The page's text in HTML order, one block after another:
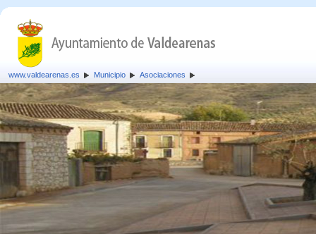
www.valdearenas.es Municipio Asociaciones